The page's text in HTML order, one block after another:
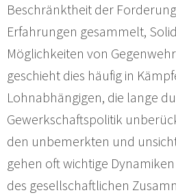
Beschränktheit der
Erfahrungen gesammelt,
Möglichkeiten von
geschieht dies häufig in
Lohnabhängigen, die lange
Gewerkschaftspolitik
den unbemerkten und
gehen oft wichtige
des gesellschaftlichen